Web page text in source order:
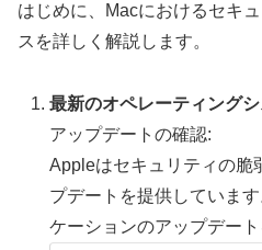
はじめに、Macにおけるセキ
スを詳しく解説します。
最新のオペレーティング
アップデートの確認:
Appleはセキュリティの脆
プデートを提供していま
ケーションのアップデー